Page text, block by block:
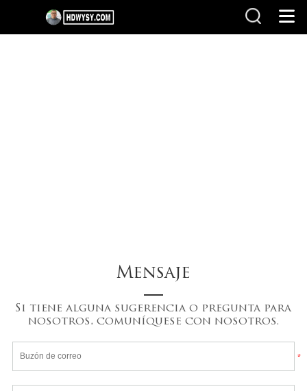
Mensaje
Si tiene alguna sugerencia o pregunta para
nosotros, comuníquese con nosotros.
*